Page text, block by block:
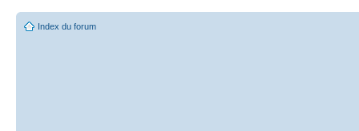
Index du forum